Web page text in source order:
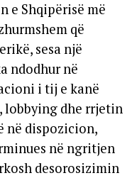
e Shqipërisë më
që
sesa një
ndodhur në
i tij e kanë
lobbying dhe rrjetin
në dispozicion,
në ngritjen
desorosizimin